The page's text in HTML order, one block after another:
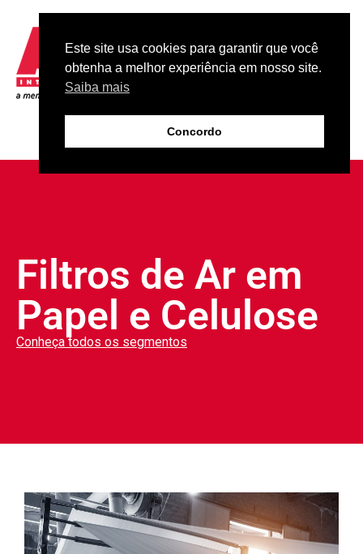
Filtros de Ar em
Papel e Celulose
Conheça todos os segmentos
Este site usa cookies para garantir que você
obtenha a melhor experiência em nosso site.
Saiba mais
Concordo